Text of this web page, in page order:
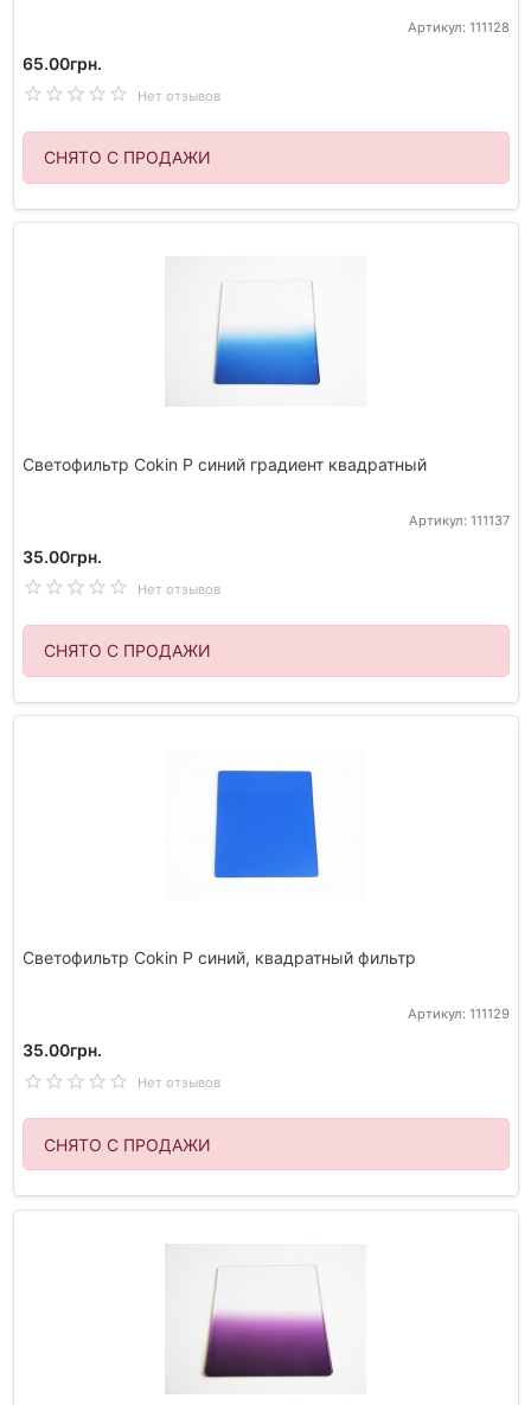
Артикул: 111128
65.00грн.
Нет отзывов
СНЯТО С ПРОДАЖИ
Светофильтр Cokin P синий градиент квадратный
Артикул: 111137
35.00грн.
Нет отзывов
СНЯТО С ПРОДАЖИ
Светофильтр Cokin P синий, квадратный фильтр
Артикул: 111129
35.00грн.
Нет отзывов
СНЯТО С ПРОДАЖИ